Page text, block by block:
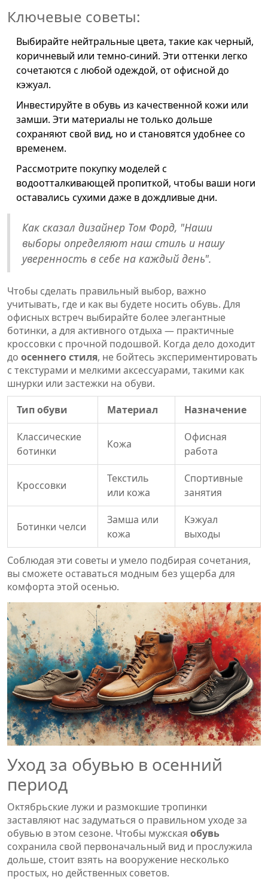
Ключевые советы:
Выбирайте нейтральные цвета, такие как черный,
коричневый или темно-синий. Эти оттенки легко
сочетаются с любой одеждой, от офисной до
кэжуал.
Инвестируйте в обувь из качественной кожи или
замши. Эти материалы не только дольше
сохраняют свой вид, но и становятся удобнее со
временем.
Рассмотрите покупку моделей с
водоотталкивающей пропиткой, чтобы ваши ноги
оставались сухими даже в дождливые дни.
Как сказал дизайнер Том Форд, "Наши
выборы определяют наш стиль и нашу
уверенность в себе на каждый день".
Чтобы сделать правильный выбор, важно
учитывать, где и как вы будете носить обувь. Для
офисных встреч выбирайте более элегантные
ботинки, а для активного отдыха — практичные
кроссовки с прочной подошвой. Когда дело доходит
до осеннего стиля, не бойтесь экспериментировать
с текстурами и мелкими аксессуарами, такими как
шнурки или застежки на обуви.
Тип обуви
Материал Назначение
Классические
ботинки
Кожа
Офисная
работа
Кроссовки
Текстиль
или кожа
Спортивные
занятия
Ботинки челси
Замша или
кожа
Кэжуал
выходы
Соблюдая эти советы и умело подбирая сочетания,
вы сможете оставаться модным без ущерба для
комфорта этой осенью.
Уход за обувью в осенний
период
Октябрьские лужи и размокшие тропинки
заставляют нас задуматься о правильном уходе за
обувью в этом сезоне. Чтобы мужская обувь
сохранила свой первоначальный вид и прослужила
дольше, стоит взять на вооружение несколько
простых, но действенных советов.